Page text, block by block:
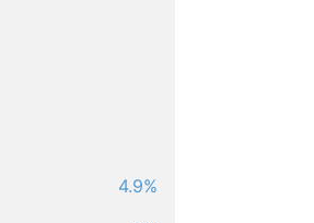
4.9%